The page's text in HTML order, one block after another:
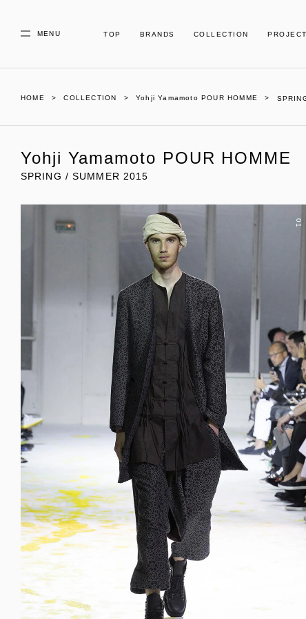
MENU TOP BRANDS COLLECTION
HOME COLLECTION Yohji Yamamoto POUR HOMME
Yohji Yamamoto POUR HOMME
SPRING / SUMMER 2015
01